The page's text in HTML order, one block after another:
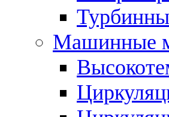
Машинные